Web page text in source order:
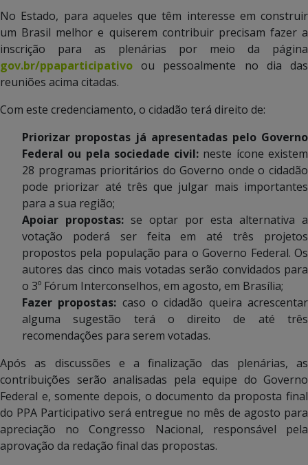
No Estado, para aqueles que têm interesse em construir
um Brasil melhor e quiserem contribuir precisam fazer a
inscrição para as plenárias por meio da página
gov.br/ppaparticipativo ou pessoalmente no dia das
reuniões acima citadas.
Com este credenciamento, o cidadão terá direito de:
Priorizar propostas já apresentadas pelo Governo
Federal ou pela sociedade civil: neste ícone existem
28 programas prioritários do Governo onde o cidadão
pode priorizar até três que julgar mais importantes
para a sua região;
Apoiar propostas: se optar por esta alternativa a
votação poderá ser feita em até três projetos
propostos pela população para o Governo Federal. Os
autores das cinco mais votadas serão convidados para
o 3º Fórum Interconselhos, em agosto, em Brasília;
Fazer propostas: caso o cidadão queira acrescentar
alguma sugestão terá o direito de até três
recomendações para serem votadas.
Após as discussões e a finalização das plenárias, as
contribuições serão analisadas pela equipe do Governo
Federal e, somente depois, o documento da proposta final
do PPA Participativo será entregue no mês de agosto para
apreciação no Congresso Nacional, responsável pela
aprovação da redação final das propostas.